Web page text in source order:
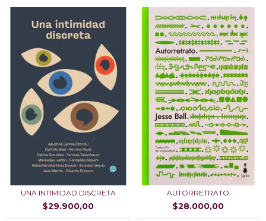
UNA INTIMIDAD DISCRETA
$29.900,00
AUTORRETRATO
$28.000,00